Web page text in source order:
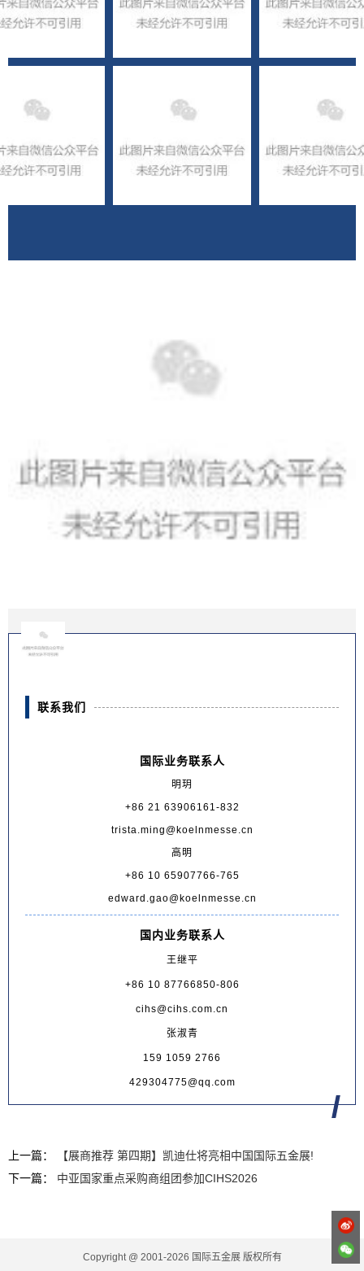
联系我们
国际业务联系人
明玥
+86 21 63906161-832
trista.ming@koelnmesse.cn
高明
+86 10 65907766-765
edward.gao@koelnmesse.cn
国内业务联系人
王继平
+86 10 87766850-806
cihs@cihs.com.cn
张淑青
159 1059 2766
429304775@qq.com
上一篇：
【展商推荐 第四期】凯迪仕将亮相中国国际五金展!
下一篇： 中亚国家重点采购商组团参加CIHS2026
Copyright @ 2001-2026 国际五金展 版权所有